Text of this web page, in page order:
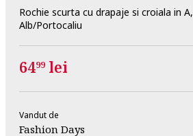
Rochie scurta cu drapaje si croiala in A,
Alb/Portocaliu
6499 lei
Vandut de
Fashion Days